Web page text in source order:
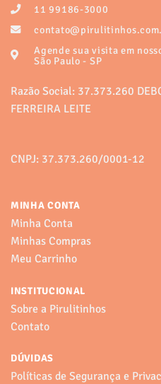
ser
escolhidas
na
página
do
11 99186-3000
Agende sua visita em
São Paulo - SP
Razão Social: 37.373.260
FERREIRA LEITE
CNPJ: 37.373.260/0001-12
MINHA CONTA
Minha Conta
Minhas Compras
Meu Carrinho
INSTITUCIONAL
Sobre a Pirulitinhos
Contato
DÚVIDAS
Políticas de Segurança e